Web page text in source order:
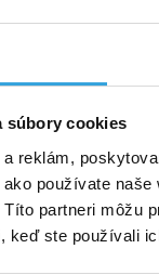
súbory cookies
a reklám,
používate
partneri môžu
keď ste používali
6,67 EUR
hadica modrá